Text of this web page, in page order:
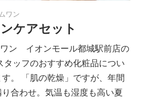
ワン
ケアセット
ン イオンモール都城駅前店の
タッフのおすすめ化粧品につい
。 「肌の乾燥」ですが、年間
合わせ。気温も湿度も高い夏